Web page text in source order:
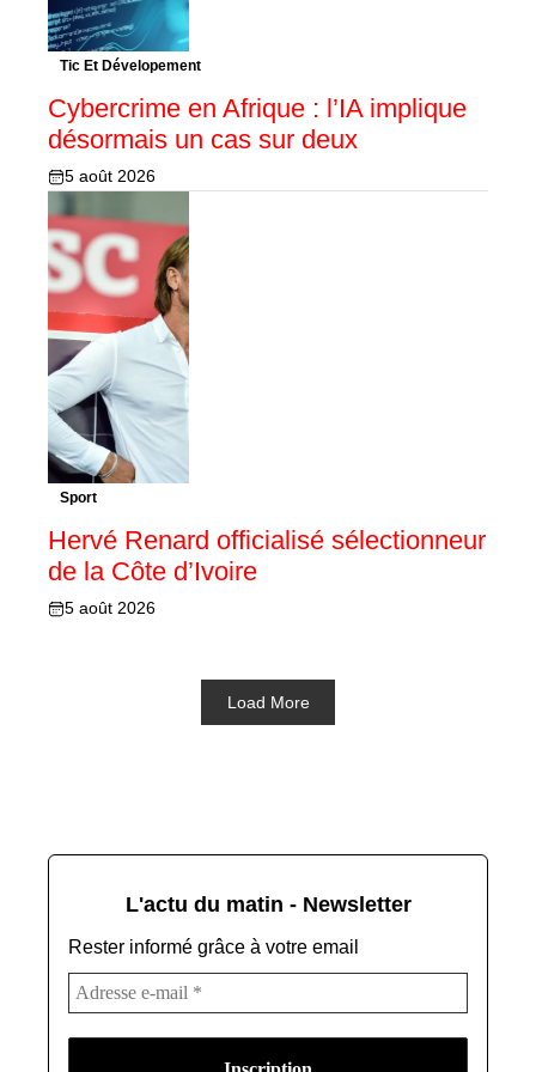
Tic Et Dévelopement
Cybercrime en Afrique : l’IA implique
désormais un cas sur deux
5 août 2026
Sport
Hervé Renard officialisé sélectionneur
de la Côte d’Ivoire
5 août 2026
Load More
L'actu du matin - Newsletter
Rester informé grâce à votre email